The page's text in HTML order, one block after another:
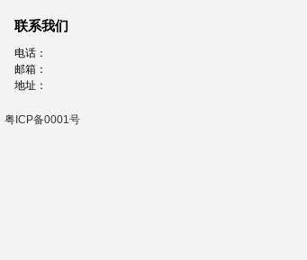
联系我们
电话：
邮箱：
地址：
粤ICP备0001号